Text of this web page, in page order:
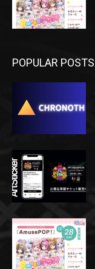
POPULAR POSTS